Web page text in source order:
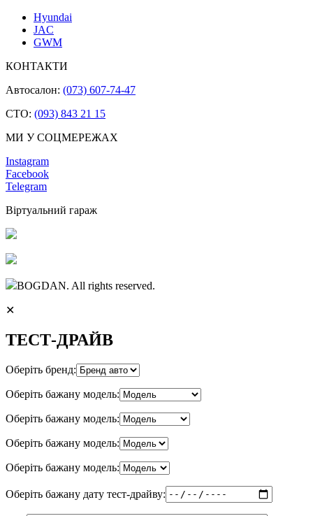
Hyundai
JAC
GWM
КОНТАКТИ
Автосалон: (073) 607-74-47
СТО: (093) 843 21 15
МИ У СОЦМЕРЕЖАХ
Instagram
Facebook
Telegram
Віртуальний гараж
BOGDAN. All rights reserved.
✕
ТЕСТ-ДРАЙВ
Оберіть бренд:
Оберіть бажану модель:
Оберіть бажану модель:
Оберіть бажану модель:
Оберіть бажану модель:
Оберіть бажану дату тест-драйву: